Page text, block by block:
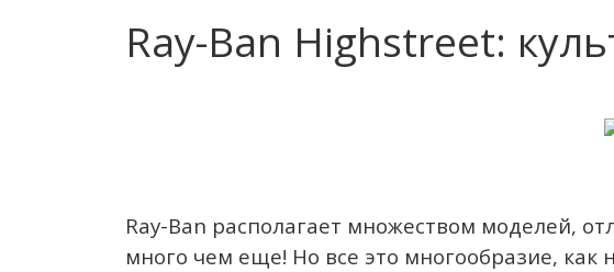
Ray-Ban Highstreet:
Ray-Ban располагает множеством моделей,
много чем еще! Но все это многообразие,